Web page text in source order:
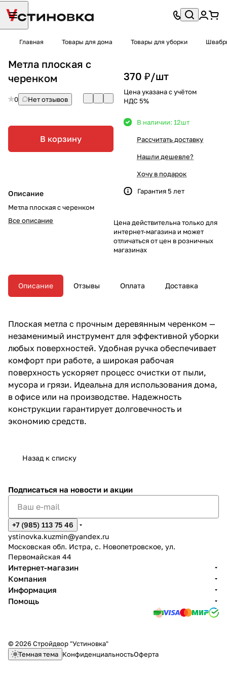
Главная Товары для дома Товары для уборки
Метла плоская с
черенком
0 Нет отзывов
В корзину
Описание
Метла плоская с черенком
Все описание
370 ₽/шт
Цена указана с учётом
НДС 5%
В наличии: 12шт
Рассчитать доставку
Нашли дешевле?
Хочу в подарок
Гарантия 5 лет
Цена действительна только для
интернет-магазина и может
отличаться от цен в розничных
магазинах
Описание Отзывы Оплата Доставка
Плоская метла с прочным деревянным черенком —
незаменимый инструмент для эффективной уборки
любых поверхностей. Удобная ручка обеспечивает
комфорт при работе, а широкая рабочая
поверхность ускоряет процесс очистки от пыли,
мусора и грязи. Идеальна для использования дома,
в офисе или на производстве. Надежность
конструкции гарантирует долговечность и
экономию средств.
Назад к списку
Подписаться на новости и акции
+7 (985) 113 75 46
ystinovka.kuzmin@yandex.ru
Московская обл. Истра, с. Новопетровское, ул.
Первомайская 44
Интернет-магазин
Компания
Информация
Помощь
© 2026 Стройдвор "Устиновка"
Темная тема КонфиденциальностьОферта